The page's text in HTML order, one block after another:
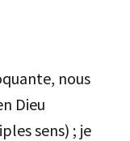
nous
Dieu
sens) ; je